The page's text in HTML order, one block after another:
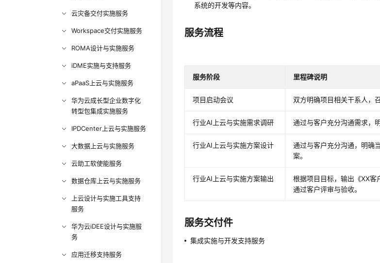
云灾备交付实施服务
Workspace交付实施服务
ROMA设计与实施服务
iDME实施与支持服务
aPaaS上云与实施服务
华为云成长型企业数字化
转型包集成实施服务
IPDCenter上云与实施服务
大数据上云与实施服务
云助工软使能服务
数据仓库上云与实施服务
上云设计与实施工具支持
服务
华为云iDEE设计与实施服
务
应用迁移支持服务
系统的开发等内容。
服务流程
服务阶段 里程碑说明
项目启动会议 双方明确项目相关干系人，
行业AI上云与实施需求调研 通过与客户充分沟通需求，
行业AI上云与实施方案设计
通过与客户充分沟通，明确
案。
行业AI上云与实施方案输出
根据项目目标，输出《XX客
通过客户评审与验收。
服务交付件
集成实施与开发支持服务